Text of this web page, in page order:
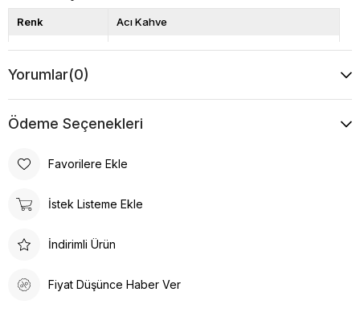
Renk Acı Kahve
Boy Uzun
Desen
Yorumlar(0)
Ödeme Seçenekleri
Favorilere Ekle
İstek Listeme Ekle
İndirimli Ürün
Fiyat Düşünce Haber Ver